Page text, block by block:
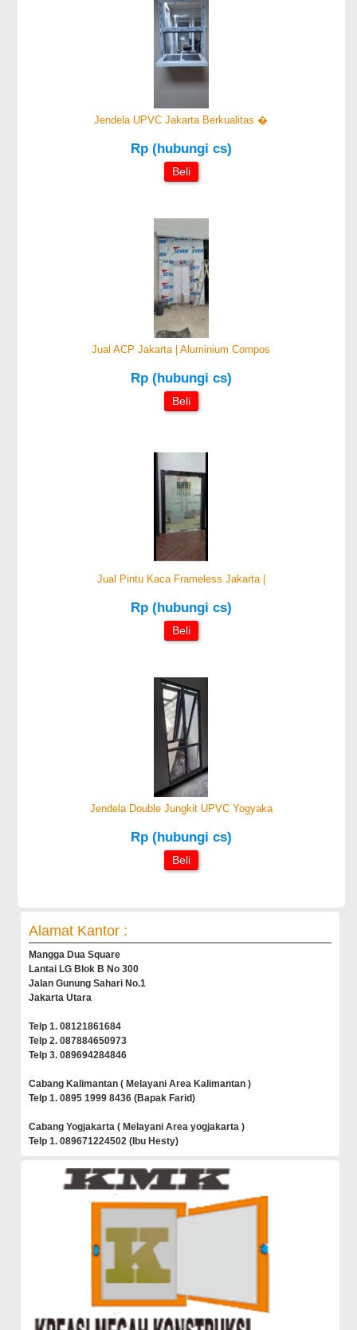
Jendela UPVC Jakarta Berkualitas �
Rp (hubungi cs)
Beli
Jual ACP Jakarta | Aluminium Compos
Rp (hubungi cs)
Beli
Jual Pintu Kaca Frameless Jakarta |
Rp (hubungi cs)
Beli
Jendela Double Jungkit UPVC Yogyaka
Rp (hubungi cs)
Beli
Alamat Kantor :
Mangga Dua Square
Lantai LG Blok B No 300
Jalan Gunung Sahari No.1
Jakarta Utara
Telp 1. 08121861684
Telp 2. 087884650973
Telp 3. 089694284846
Cabang Kalimantan ( Melayani Area Kalimantan )
Telp 1. 0895 1999 8436 (Bapak Farid)
Cabang Yogjakarta ( Melayani Area yogjakarta )
Telp 1. 089671224502 (Ibu Hesty)